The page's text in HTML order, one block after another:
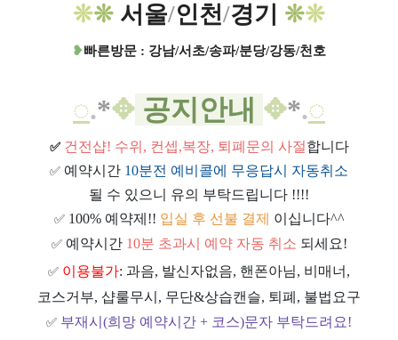
❊❊ 서울/인천/경기 ❊❊
❥빠른방문 : 강남/서초/송파/분당/강동/천호
◌.*✥ 공지안내 ✥*.◌
✅ 건전샵! 수위, 컨셉,복장, 퇴폐문의 사절합니다
✅ 예약시간 10분전 예비콜에 무응답시 자동취소
될 수 있으니 유의 부탁드립니다 !!!!
✅ 100% 예약제!! 입실 후 선불 결제 이십니다^^
✅ 예약시간 10분 초과시 예약 자동 취소 되세요!
✅ 이용불가: 과음, 발신자없음, 핸폰아님, 비매너,
코스거부, 샵룰무시, 무단&상습캔슬, 퇴폐, 불법요구
✅ 부재시(희망 예약시간 + 코스)문자 부탁드려요!